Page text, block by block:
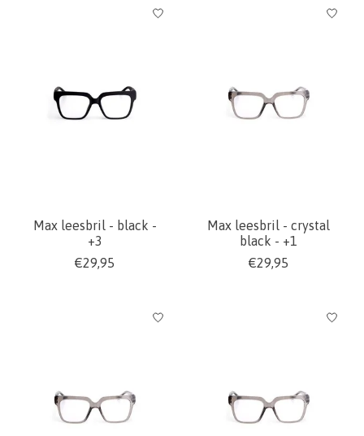
Max leesbril - black -
+3
€29,95
Max leesbril - crystal
black - +1
€29,95